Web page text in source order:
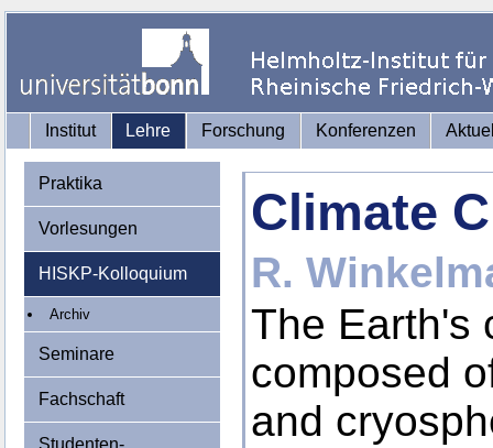
Institut Lehre Forschung Konferenzen
Praktika
Vorlesungen
HISKP-Kolloquium
Archiv
Seminare
Fachschaft
Studenten-
Climate
R.
The Earth's
composed
and